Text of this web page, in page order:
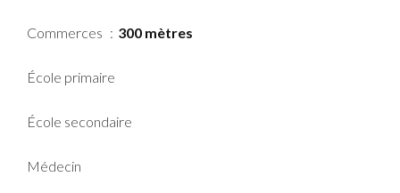
Commerces 300 mètres
École primaire
École secondaire
Médecin